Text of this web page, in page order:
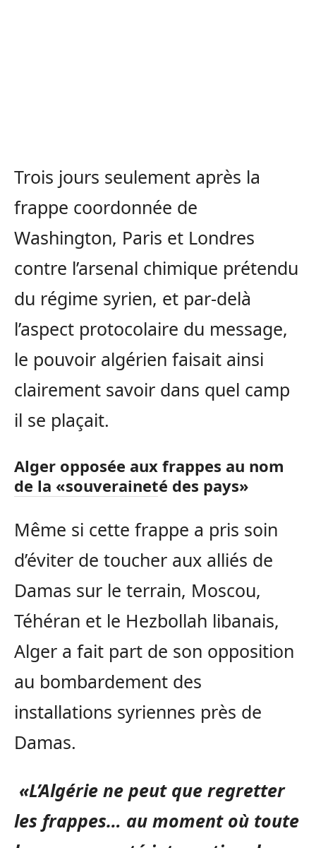
Trois jours seulement après la
frappe coordonnée de
Washington, Paris et Londres
contre l’arsenal chimique prétendu
du régime syrien, et par-delà
l’aspect protocolaire du message,
le pouvoir algérien faisait ainsi
clairement savoir dans quel camp
il se plaçait.
Alger opposée aux frappes au nom
de la «souveraineté des pays»
Même si cette frappe a pris soin
d’éviter de toucher aux alliés de
Damas sur le terrain, Moscou,
Téhéran et le Hezbollah libanais,
Alger a fait part de son opposition
au bombardement des
installations syriennes près de
Damas.
«L’Algérie ne peut que regretter
les frappes… au moment où toute